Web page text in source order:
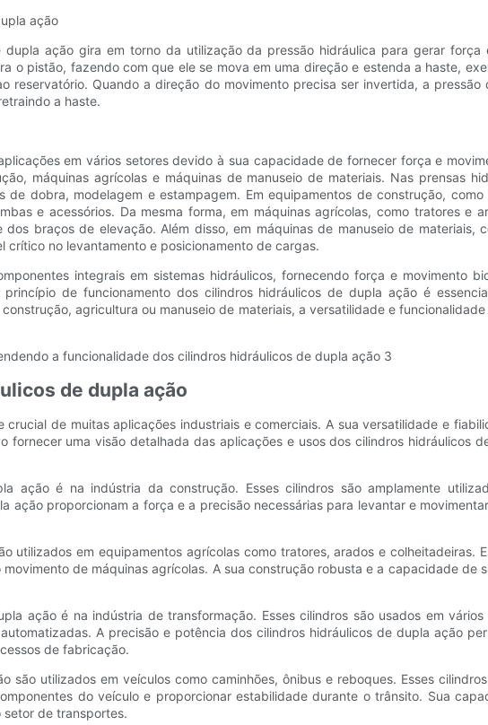
ação
ação gira em torno da utilização da pressão hidráulica para gerar
o pistão, fazendo com que ele se mova em uma direção e estenda a haste,
reservatório. Quando a direção do movimento precisa ser invertida, a
a haste.
em vários setores devido à sua capacidade de fornecer força e
máquinas agrícolas e máquinas de manuseio de materiais. Nas prensas
dobra, modelagem e estampagem. Em equipamentos de construção,
e acessórios. Da mesma forma, em máquinas agrícolas, como tratores e
braços de elevação. Além disso, em máquinas de manuseio de materiais,
no levantamento e posicionamento de cargas.
integrais em sistemas hidráulicos, fornecendo força e movimento
de funcionamento dos cilindros hidráulicos de dupla ação é
agricultura ou manuseio de materiais, a versatilidade e
de dupla ação
de muitas aplicações industriais e comerciais. A sua versatilidade e
fornecer uma visão detalhada das aplicações e usos dos cilindros hidráulicos
ação é na indústria da construção. Esses cilindros são amplamente
ação proporcionam a força e a precisão necessárias para levantar e
utilizados em equipamentos agrícolas como tratores, arados e colheitadeiras.
de máquinas agrícolas. A sua construção robusta e a capacidade de
ação é na indústria de transformação. Esses cilindros são usados ​​em
A precisão e potência dos cilindros hidráulicos de dupla ação
de fabricação.
são utilizados em veículos como caminhões, ônibus e reboques. Esses
do veículo e proporcionar estabilidade durante o trânsito. Sua
de transportes.